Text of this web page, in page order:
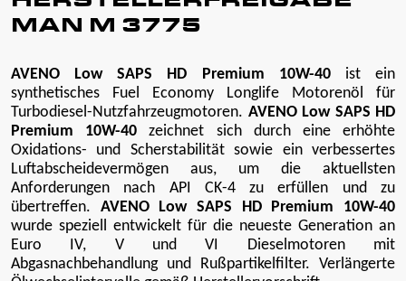
MAN M 3775
AVENO Low SAPS HD Premium 10W-40ist ein
synthetisches Fuel Economy Longlife Motorenöl für
Turbodiesel-Nutzfahrzeugmotoren. AVENO Low SAPS HD
Premium 10W-40 zeichnet sich durch eine erhöhte
Oxidations- und Scherstabilität sowie ein verbessertes
Luftabscheidevermögen aus, um die aktuellsten
Anforderungen nach API CK-4 zu erfüllen und zu
übertreffen. AVENO Low SAPS HD Premium 10W-40
wurde speziell entwickelt für die neueste Generation an
Euro IV, V und VI Dieselmotoren mit
Abgasnachbehandlung und Rußpartikelfilter. Verlängerte